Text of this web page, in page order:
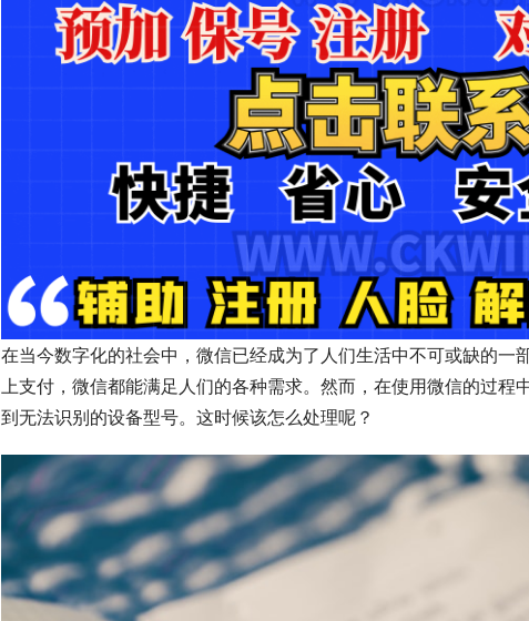
在当今数字化的社会中，微信已经成为了人们生活中不可或缺的一
上支付，微信都能满足人们的各种需求。然而，在使用微信的过程
到无法识别的设备型号。这时候该怎么处理呢？